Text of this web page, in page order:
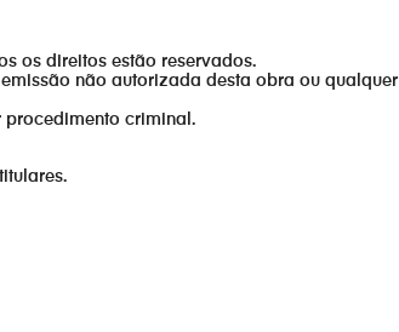
os direitos estão reservados.
não autorizada desta obra ou qualquer
procedimento criminal.